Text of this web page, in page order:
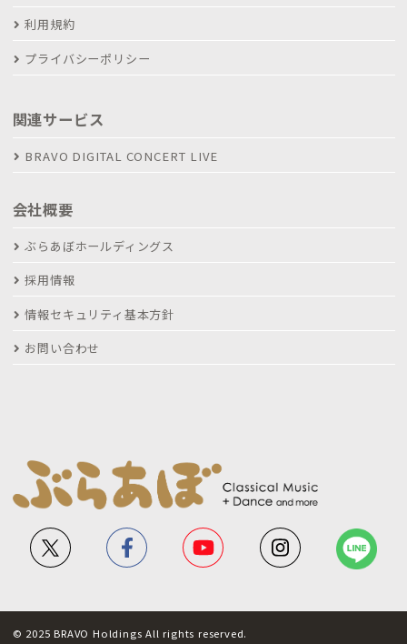
利用規約
プライバシーポリシー
関連サービス
BRAVO DIGITAL CONCERT LIVE
会社概要
ぶらあぼホールディングス
採用情報
情報セキュリティ基本方針
お問い合わせ
© 2025 BRAVO Holdings All rights reserved.